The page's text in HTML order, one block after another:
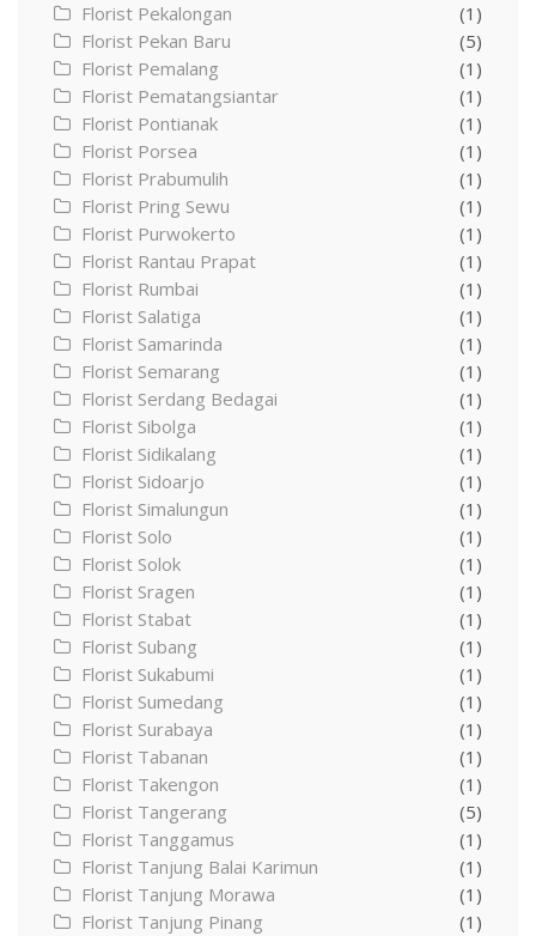
Florist Pekalongan
(1)
Florist Pekan Baru
(5)
Florist Pemalang
(1)
Florist Pematangsiantar
(1)
Florist Pontianak
(1)
Florist Porsea
(1)
Florist Prabumulih
(1)
Florist Pring Sewu
(1)
Florist Purwokerto
(1)
Florist Rantau Prapat
(1)
Florist Rumbai
(1)
Florist Salatiga
(1)
Florist Samarinda
(1)
Florist Semarang
(1)
Florist Serdang Bedagai
(1)
Florist Sibolga
(1)
Florist Sidikalang
(1)
Florist Sidoarjo
(1)
Florist Simalungun
(1)
Florist Solo
(1)
Florist Solok
(1)
Florist Sragen
(1)
Florist Stabat
(1)
Florist Subang
(1)
Florist Sukabumi
(1)
Florist Sumedang
(1)
Florist Surabaya
(1)
Florist Tabanan
(1)
Florist Takengon
(1)
Florist Tangerang
(5)
Florist Tanggamus
(1)
Florist Tanjung Balai Karimun
(1)
Florist Tanjung Morawa
(1)
Florist Tanjung Pinang
(1)